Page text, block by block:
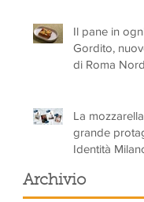
Il pane in ogni
Gordito,
di Roma Nord
La
grande
Identità
Archivio